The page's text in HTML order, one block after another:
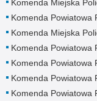
Komenda Miejska
Komenda Powiatowa
Komenda Miejska
Komenda Powiatowa
Komenda Powiatowa
Komenda Powiatowa
Komenda Powiatowa